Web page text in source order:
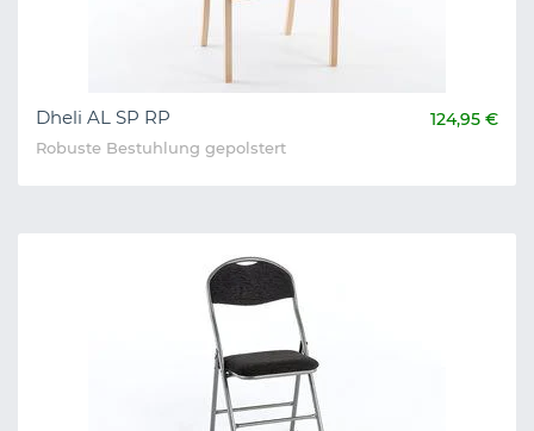
Dheli AL SP RP 124,95 €
Robuste Bestuhlung gepolstert